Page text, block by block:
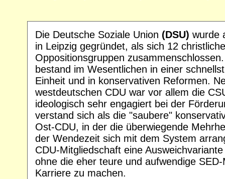
Die Deutsche Soziale Union (DSU) wurde
in Leipzig gegründet, als sich 12
Oppositionsgruppen
bestand im Wesentlichen in einer
Einheit und in konservativen Reformen.
westdeutschen CDU war vor allem die
ideologisch sehr engagiert bei der
verstand sich als die "saubere"
Ost-CDU, in der die überwiegende
der Wendezeit sich mit dem System
CDU-Mitgliedschaft eine
ohne die eher teure und aufwendige
Karriere zu machen.